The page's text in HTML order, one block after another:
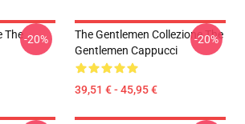
The-20%
The Gentlemen Collezione The
Gentlemen Cappucci
39,51 € - 45,95 €
-20%